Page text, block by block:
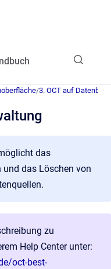
/3. OCT auf
das
das Löschen von
zu
Help Center unter:
oct-best-